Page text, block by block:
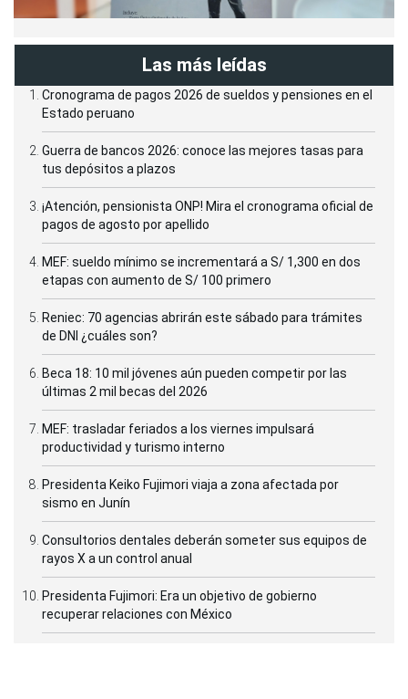
Las más leídas
Cronograma de pagos 2026 de sueldos y pensiones en el
Estado peruano
Guerra de bancos 2026: conoce las mejores tasas para
tus depósitos a plazos
¡Atención, pensionista ONP! Mira el cronograma oficial de
pagos de agosto por apellido
MEF: sueldo mínimo se incrementará a S/ 1,300 en dos
etapas con aumento de S/ 100 primero
Reniec: 70 agencias abrirán este sábado para trámites
de DNI ¿cuáles son?
Beca 18: 10 mil jóvenes aún pueden competir por las
últimas 2 mil becas del 2026
MEF: trasladar feriados a los viernes impulsará
productividad y turismo interno
Presidenta Keiko Fujimori viaja a zona afectada por
sismo en Junín
Consultorios dentales deberán someter sus equipos de
rayos X a un control anual
Presidenta Fujimori: Era un objetivo de gobierno
recuperar relaciones con México